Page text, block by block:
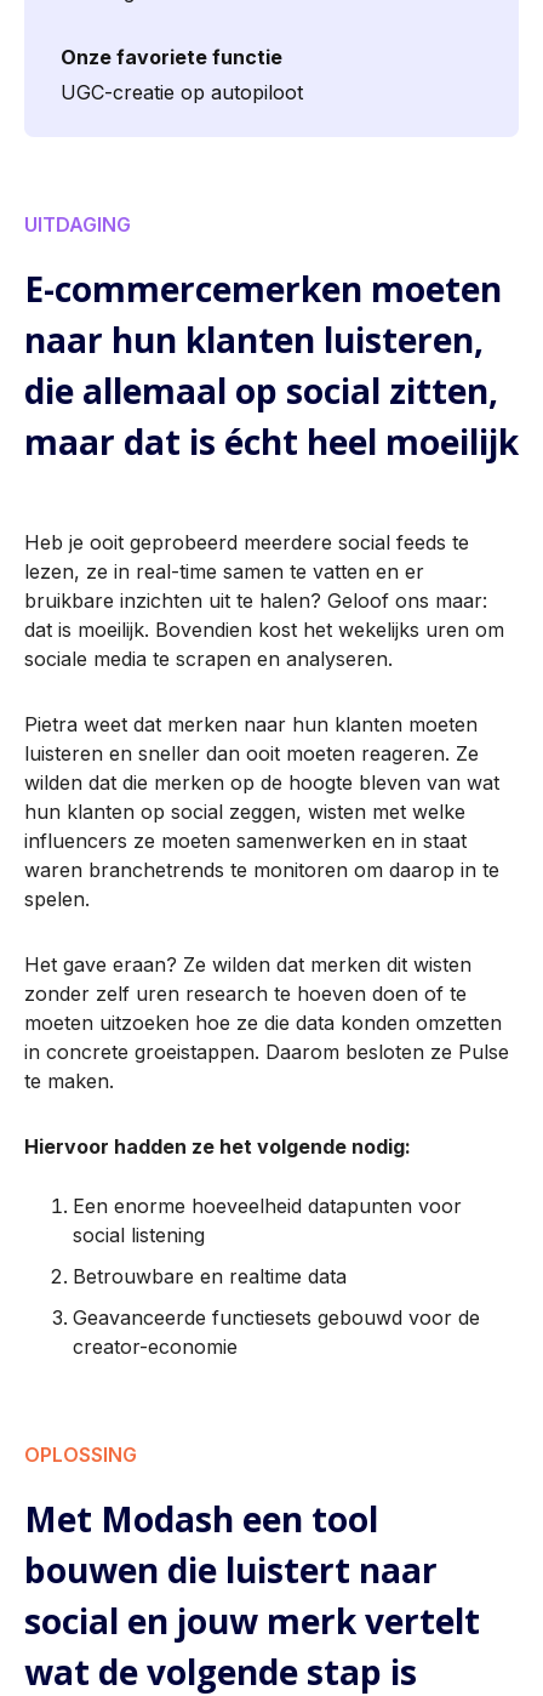
Onze favoriete functie
UGC-creatie op autopiloot
UITDAGING
E-commerce­merken moeten
naar hun klanten luisteren,
die allemaal op social zitten,
maar dat is écht heel moeilijk
Heb je ooit geprobeerd meerdere social feeds te
lezen, ze in real-time samen te vatten en er
bruikbare inzichten uit te halen? Geloof ons maar:
dat is moeilijk. Bovendien kost het wekelijks uren om
sociale media te scrapen en analyseren.
Pietra weet dat merken naar hun klanten moeten
luisteren en sneller dan ooit moeten reageren. Ze
wilden dat die merken op de hoogte bleven van wat
hun klanten op social zeggen, wisten met welke
influencers ze moeten samenwerken en in staat
waren branchetrends te monitoren om daarop in te
spelen.
Het gave eraan? Ze wilden dat merken dit wisten
zonder zelf uren research te hoeven doen of te
moeten uitzoeken hoe ze die data konden omzetten
in concrete groeistappen. Daarom besloten ze Pulse
te maken.
Hiervoor hadden ze het volgende nodig:
Een enorme hoeveelheid datapunten voor
social listening
Betrouwbare en realtime data
Geavanceerde functiesets gebouwd voor de
creator-economie
OPLOSSING
Met Modash een tool
bouwen die luistert naar
social en jouw merk vertelt
wat de volgende stap is